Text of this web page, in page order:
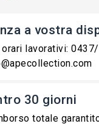
a vostra
orari lavorativi:
30 giorni
totale